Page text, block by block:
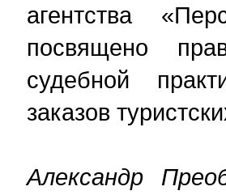
агентства
посвящено
судебной
заказов
Александр